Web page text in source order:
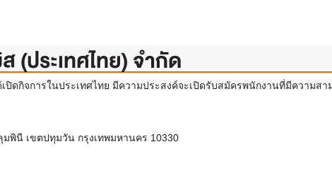
(ประเทศไทย) จำกัด
กิจการในประเทศไทย มีความประสงค์จะเปิดรับสมัครพนักงานที่มีความสา
พินี เขตปทุมวัน กรุงเทพมหานคร 10330